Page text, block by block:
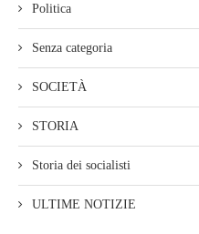
Politica
Senza categoria
SOCIETÀ
STORIA
Storia dei socialisti
ULTIME NOTIZIE